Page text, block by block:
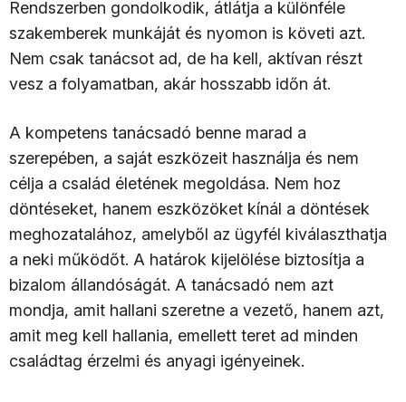
Rendszerben gondolkodik, átlátja a különféle
szakemberek munkáját és nyomon is követi azt.
Nem csak tanácsot ad, de ha kell, aktívan részt
vesz a folyamatban, akár hosszabb időn át.
A kompetens tanácsadó benne marad a
szerepében, a saját eszközeit használja és nem
célja a család életének megoldása. Nem hoz
döntéseket, hanem eszközöket kínál a döntések
meghozatalához, amelyből az ügyfél kiválaszthatja
a neki működőt. A határok kijelölése biztosítja a
bizalom állandóságát. A tanácsadó nem azt
mondja, amit hallani szeretne a vezető, hanem azt,
amit meg kell hallania, emellett teret ad minden
családtag érzelmi és anyagi igényeinek.